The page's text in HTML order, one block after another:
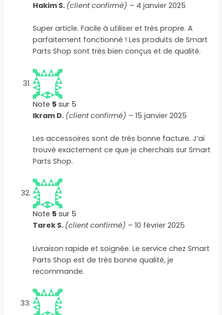
Hakim S. (client confirmé) – 4 janvier 2025
Super article. Facile à utiliser et très propre. A
parfaitement fonctionné ! Les produits de Smart
Parts Shop sont très bien conçus et de qualité.
Note 5 sur 5
Ikram D. (client confirmé) – 15 janvier 2025
Les accessoires sont de très bonne facture. J’ai
trouvé exactement ce que je cherchais sur Smart
Parts Shop.
Note 5 sur 5
Tarek S. (client confirmé) – 10 février 2025
Livraison rapide et soignée. Le service chez Smart
Parts Shop est de très bonne qualité, je
recommande.